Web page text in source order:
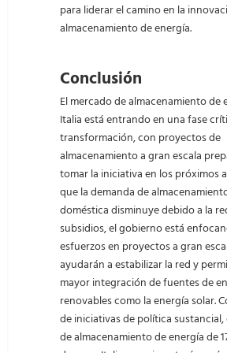
para liderar el camino en la
almacenamiento de energía.
Conclusión
El mercado de almacenamiento de
Italia está entrando en una fase
transformación, con proyectos de
almacenamiento a gran escala
tomar la iniciativa en los próximos
que la demanda de
doméstica disminuye debido a la
subsidios, el gobierno está
esfuerzos en proyectos a gran
ayudarán a estabilizar la red y
mayor integración de fuentes de
renovables como la energía solar.
de iniciativas de política
de almacenamiento de energía de